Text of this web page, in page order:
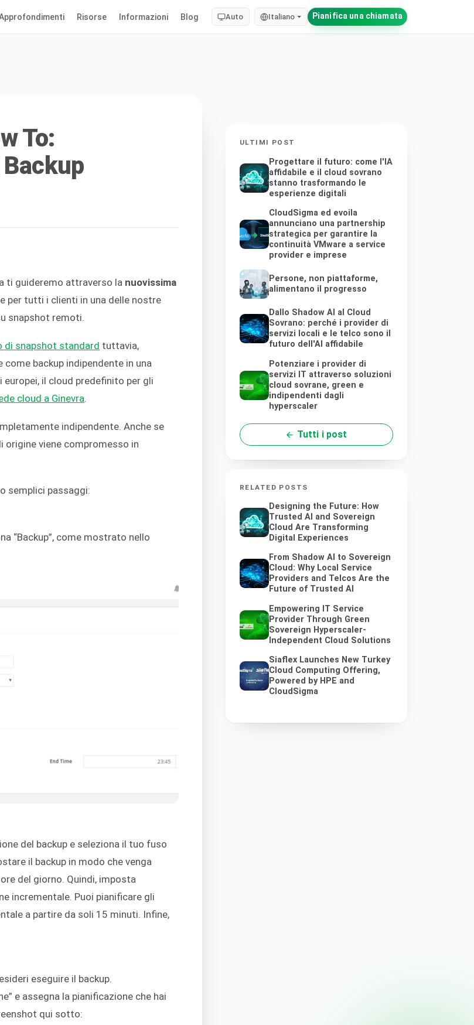
Risorse Informazioni Blog Auto Italiano Pianifica una chiamata
To:
ti guideremo attraverso la nuovissima
per tutti i clienti in una delle nostre
snapshot remoti.
di snapshot standard tuttavia,
backup indipendente in una
il cloud predefinito per gli
cloud a Ginevra
indipendente. Anche se
origine viene compromesso in
semplici passaggi:
“Backup”, come mostrato nello
del backup e seleziona il tuo fuso
il backup in modo che venga
del giorno. Quindi, imposta
incrementale. Puoi pianificare gli
a partire da soli 15 minuti. Infine,
eseguire il backup.
e assegna la pianificazione che hai
qui sotto:
ULTIMI POST
Progettare il futuro: come l'IA
affidabile e il cloud sovrano
stanno trasformando le
esperienze digitali
CloudSigma ed evoila
annunciano una partnership
strategica per garantire la
continuità VMware a service
provider e imprese
Persone, non piattaforme,
alimentano il progresso
Dallo Shadow AI al Cloud
Sovrano: perché i provider di
servizi locali e le telco sono il
futuro dell'AI affidabile
Potenziare i provider di
servizi IT attraverso soluzioni
cloud sovrane, green e
indipendenti dagli
hyperscaler
Tutti i post
RELATED POSTS
Designing the Future: How
Trusted AI and Sovereign
Cloud Are Transforming
Digital Experiences
From Shadow AI to Sovereign
Cloud: Why Local Service
Providers and Telcos Are the
Future of Trusted AI
Empowering IT Service
Provider Through Green
Sovereign Hyperscaler-
Independent Cloud Solutions
Siaflex Launches New Turkey
Cloud Computing Offering,
Powered by HPE and
CloudSigma